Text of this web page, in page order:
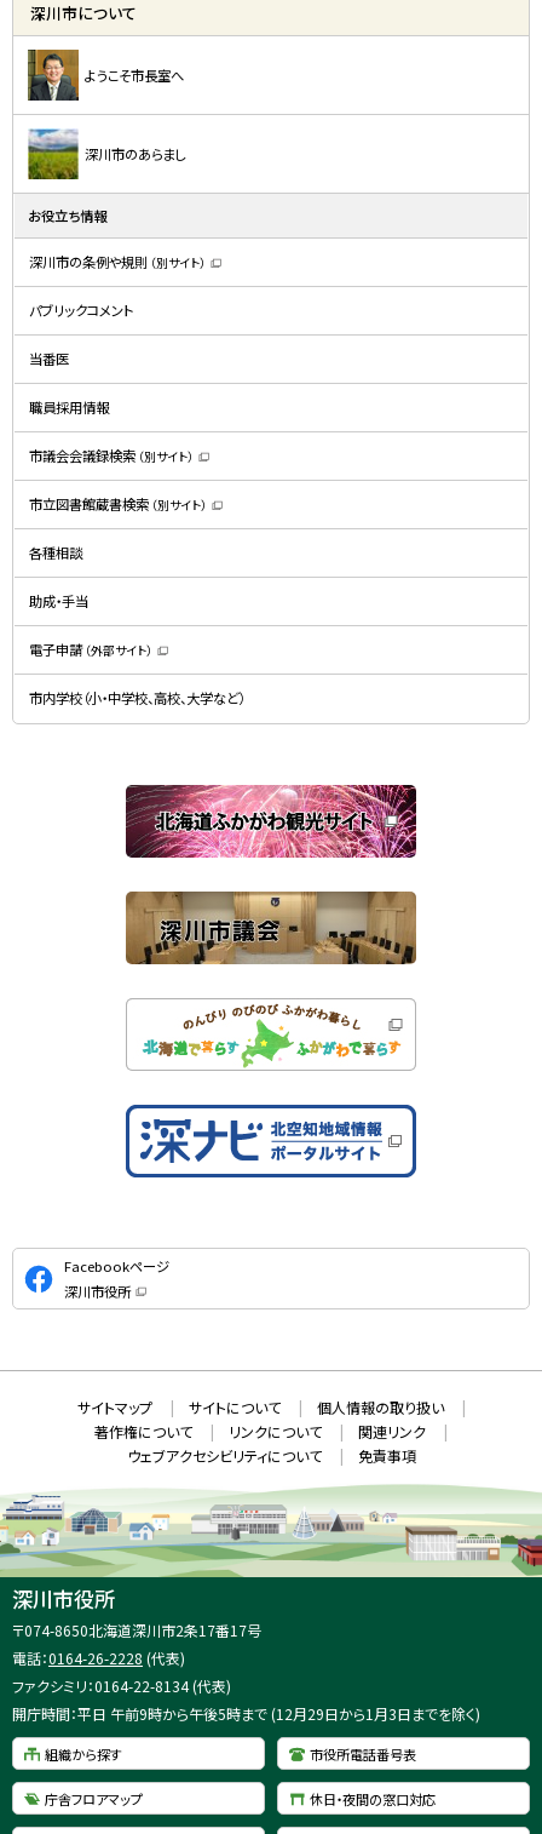
深川市について
ようこそ市長室へ
深川市のあらまし
お役立ち情報
深川市の条例や規則 （別サイト）
新
で
す
）
パブリックコメント
当番医
職員採用情報
市議会会議録検索 （別サイト）
新
規
ウ
で
す
市立図書館蔵書検索 （別サイト）
新
で
す
）
各種相談
助成・手当
電子申請 （外部サイト）
新
規
ウ
ン
開
き
ま
す
）
市内学校（小・中学校、高校、大学など）
公
式
S
Facebookページ
深川市役所
（
ン
で
開
き
ま
す
メ
ニ
ュ
ー
報
サイトマップ サイトについて
個人情報の取り扱い
著作権について
リンクについて
関連リンク
ウェブアクセシビリティについて
免責事項
深川市役所
住
所
〒074-8650北海道深川市2条17番17号
電話：0164-26-2228 (代表)
ファクシミリ：0164-22-8134 (代表)
開庁時間：平日 午前9時から午後5時まで (12月29日から1月3日までを除く)
組織から探す 市役所電話番号表
庁舎フロアマップ 休日・夜間の窓口対応